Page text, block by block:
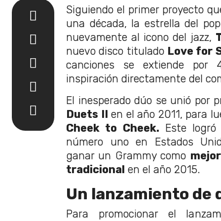
Siguiendo el primer proyecto
una década, la estrella del
nuevamente al icono del jazz,
nuevo disco titulado Love for
canciones se extiende
inspiración directamente del
El inesperado dúo se unió por
Duets II en el año 2011, para
Cheek to Cheek. Este
número uno en Estados
ganar un Grammy como
tradicional en el año 2015.
Un lanzamiento de
Para promocionar el